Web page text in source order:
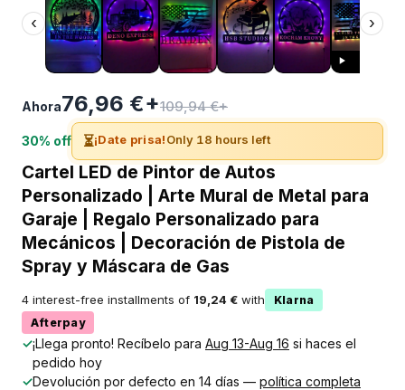
‹ ›
Ahora76,96 €+109,94 €+
30% off ⏳¡Date prisa!Only 18 hours left
Cartel LED de Pintor de Autos
Personalizado | Arte Mural de Metal para
Garaje | Regalo Personalizado para
Mecánicos | Decoración de Pistola de
Spray y Máscara de Gas
4 interest-free installments of 19,24 € with
Klarna
Afterpay
✓¡Llega pronto! Recíbelo para Aug 13-Aug 16 si haces el
pedido hoy
✓Devolución por defecto en 14 días — política completa